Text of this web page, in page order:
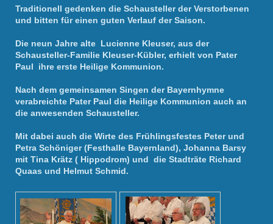
Traditionell gedenken die Schausteller der Verstorbenen
und bitten für einen guten Verlauf der Saison.
Die neun Jahre alte Lucienne Kleuser, aus der
Schausteller-Familie Kleuser-Kübler, erhielt von Pater
Paul ihre erste Heilige Kommunion.
Nach dem gemeinsamen Singen der Bayernhymne
verabreichte Pater Paul die Heilige Kommunion auch an
die anwesenden Schausteller.
Mit dabei auch die Wirte des Frühlingsfestes Peter und
Petra Schöniger (Festhalle Bayernland), Johanna Barsy
mit Tina Krätz ( Hippodrom) und die Stadträte Richard
Quaas und Helmut Schmid.